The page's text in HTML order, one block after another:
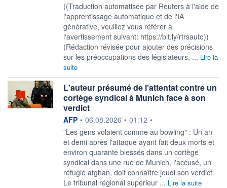
((Traduction automatisée par Reuters à l'aide de
l'apprentissage automatique et de l'IA
générative, veuillez vous référer à
l'avertissement suivant: https://bit.ly/rtrsauto))
(Rédaction révisée pour ajouter des précisions
sur les préoccupations des législateurs, ... Lire la
suite
L'auteur présumé de l'attentat contre un
cortège syndical à Munich face à son
verdict
information fournie par
AFP • 06.08.2026 • 01:12 •
"Les gens volaient comme au bowling" : Un an
et demi après l'attaque ayant fait deux morts et
environ quarante blessés dans un cortège
syndical dans une rue de Munich, l'accusé, un
réfugié afghan, doit connaître jeudi son verdict.
Le tribunal régional supérieur ... Lire la suite